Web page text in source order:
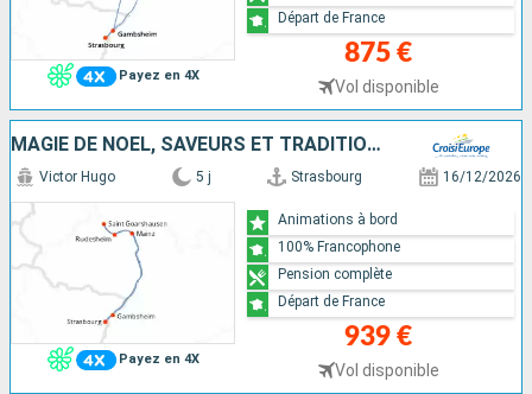
Payez en 4X
875 €
Vol disponible
Départ de France
MAGIE DE NOËL, SAVEURS ET TRADITIONS DE L'AVENT EN CROISIÈRE SUR LE RHIN
Payez en 4X
Victor Hugo 5 j Strasbourg 16/12/2026
939 €
Vol disponible
Animations à bord
100% Francophone
Pension complète
Départ de France